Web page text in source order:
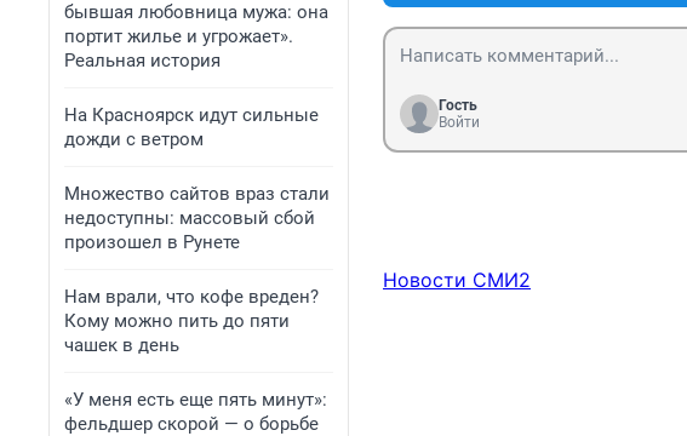
бывшая любовница мужа: она
портит жилье и угрожает».
Реальная история
На Красноярск идут сильные
дожди с ветром
Множество сайтов враз стали
недоступны: массовый сбой
произошел в Рунете
Нам врали, что кофе вреден?
Кому можно пить до пяти
чашек в день
«У меня есть еще пять минут»:
фельдшер скорой — о борьбе
Гость
Войти
Новости СМИ2